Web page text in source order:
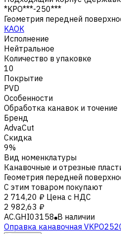
*KPO***-250***
Геометрия передней
KAOK
Исполнение
Нейтральное
Количество в упаковке
10
Покрытие
PVD
Особенности
Обработка канавок и точение
Бренд
AdvaCut
Скидка
9%
Вид номенклатуры
Канавочные и отрезные
Геометрия передней
С этим товаром покупают
2 714,20 ₽ Цена с НДС
2 982,63 ₽
AC.GHI03158 В наличии
Оправка канавочная